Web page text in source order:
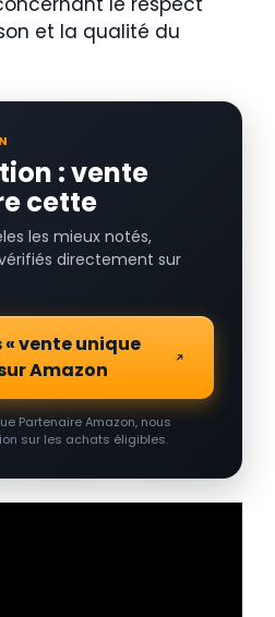
et la qualité du
: vente
cette
les mieux notés,
directement sur
vente unique
Amazon
Partenaire Amazon, nous
sur les achats éligibles.